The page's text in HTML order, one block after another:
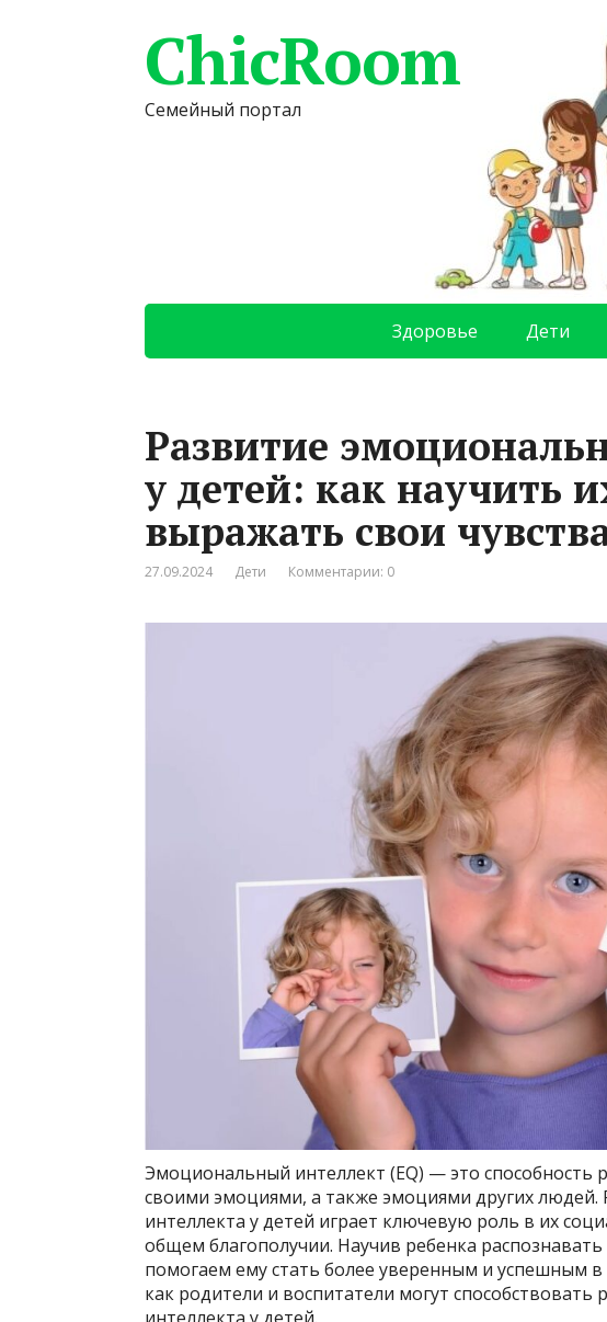
ChicRoom
Семейный портал
Здоровье Дети
Развитие
у детей: как научить
выражать свои
27.09.2024 Дети Комментарии: 0
Эмоциональный интеллект (EQ) — это способность
своими эмоциями, а также эмоциями других людей.
интеллекта у детей играет ключевую роль в их
общем благополучии. Научив ребенка
помогаем ему стать более уверенным и успешным
как родители и воспитатели могут